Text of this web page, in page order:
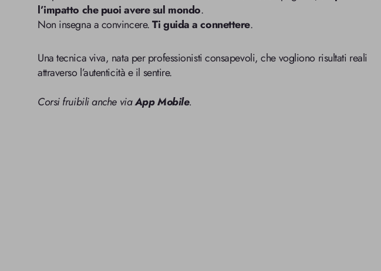
l’impatto che puoi avere sul mondo.
Non insegna a convincere.Ti guida a connettere.
Una tecnica viva, nata per professionisti consapevoli, che vogliono risultati reali
attraverso l’autenticità e il sentire.
Corsi fruibili anche viaApp Mobile.